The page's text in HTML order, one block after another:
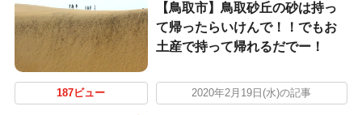
【鳥取市】鳥取砂丘の砂は持っ
て帰ったらいけんで！！でもお
土産で持って帰れるだでー！
187ビュー 2020年2月19日(水)の記事